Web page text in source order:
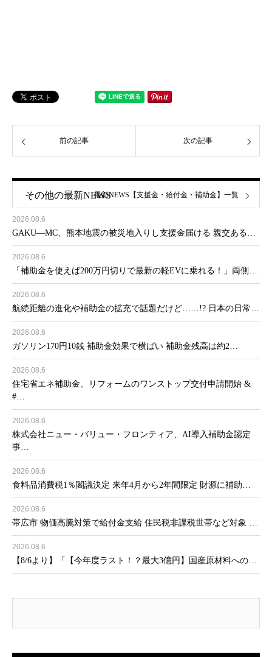
前の記事 次の記事
その他の最新NEWS
2026.08.6
GAKU―MC、熊本地震の被災地入りし支援金届ける 親交ある…
2026.08.6
「補助金を使えば200万円切りで最新の軽EVに乗れる！」両側…
2026.08.6
航続距離の進化や補助金の拡充で話題だけど……!? 日本の日常…
2026.08.6
ガソリン170円10銭 補助金効果で横ばい 補助金残高は約2…
2026.08.6
住宅省エネ補助金、リフォームのワンストップ交付申請開始 &
#…
2026.08.6
株式会社ニュー・バリュー・フロンティア、AI導入補助金認定
事…
2026.08.6
食料品消費税1％閣議決定 来年4月から2年間限定 財源に補助…
2026.08.6
帯広市 物価高騰対策で給付金支給 住民税非課税世帯など対象 …
2026.08.6
【8/6より】「【今年度ラスト！？最大3億円】国産原材料への…
最新NEWS【支援金・給付金・補助金】一覧